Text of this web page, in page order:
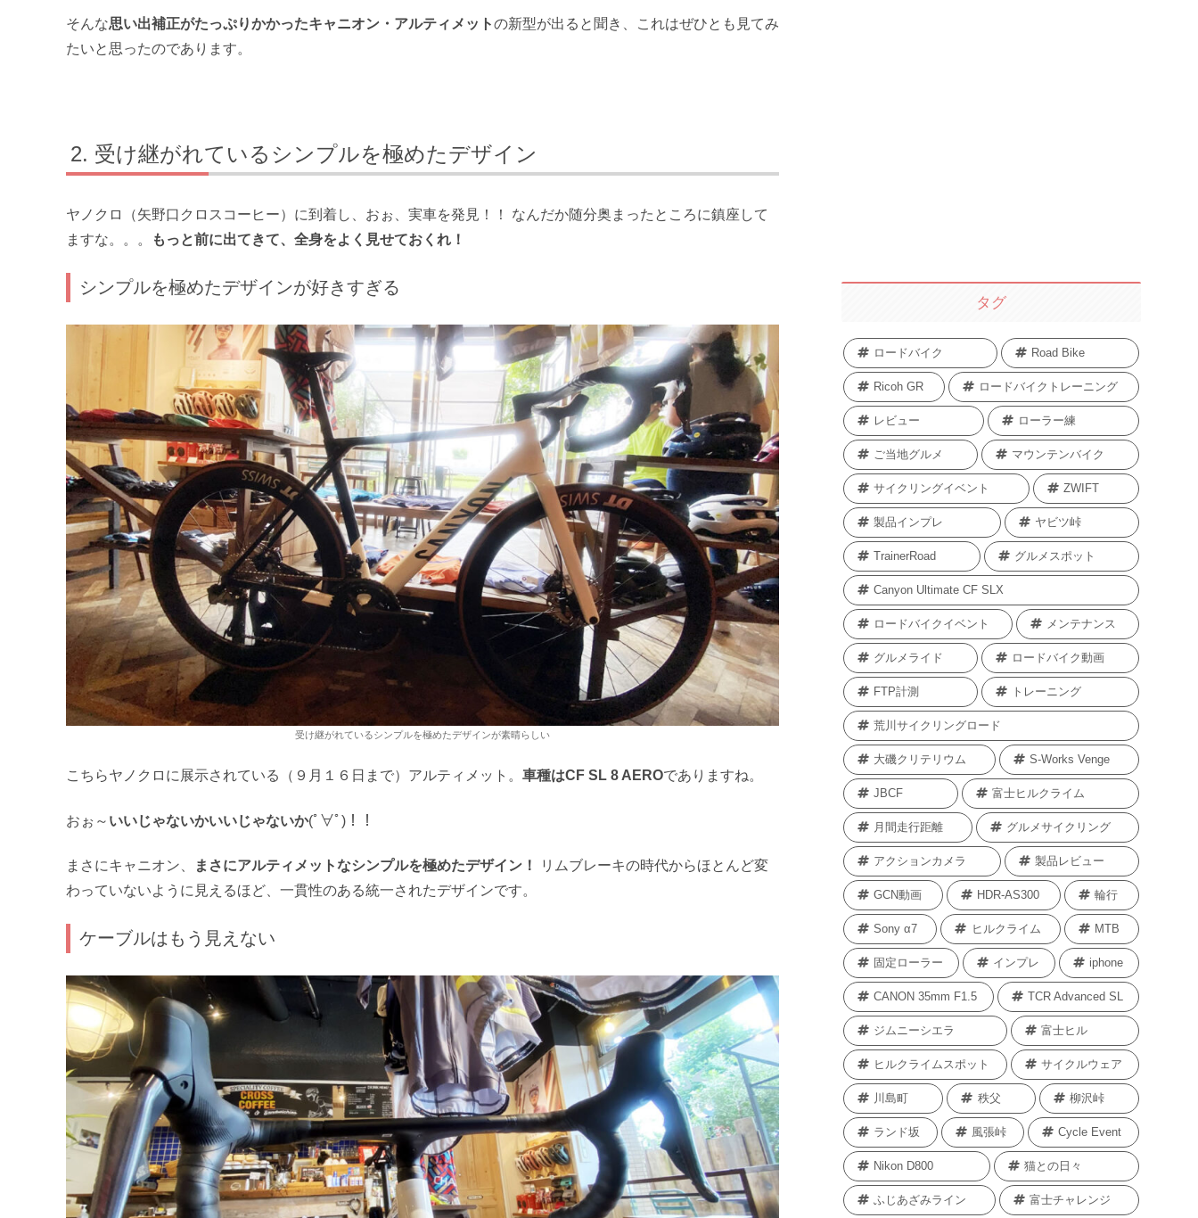
そんな思い出補正がたっぷりかかったキャニオン・アルティメットの新型が出ると聞き、これはぜひとも見てみ
たいと思ったのであります。
受け継がれているシンプルを極めたデザイン
ヤノクロ（矢野口クロスコーヒー）に到着し、おぉ、実車を発見！！ なんだか随分奥まったところに鎮座して
ますな。。。
もっと前に出てきて、全身をよく見せておくれ！
シンプルを極めたデザインが好きすぎる
受け継がれているシンプルを極めたデザインが素晴らしい
こちらヤノクロに展示されている（９月１６日まで）アルティメット。 車種はCF SL 8 AEROでありますね。
おぉ～ いいじゃないかいいじゃないか(ﾟ∀ﾟ)！！
まさにキャニオン、 まさにアルティメットなシンプルを極めたデザイン！
リムブレーキの時代からほとんど変
わっていないように見えるほど、一貫性のある統一されたデザインです。
ケーブルはもう見えない
タグ
ロードバイク Road Bike
Ricoh GR ロードバイクトレーニング
レビュー ローラー練
ご当地グルメ マウンテンバイク
サイクリングイベント ZWIFT
製品インプレ ヤビツ峠
TrainerRoad グルメスポット
Canyon Ultimate CF SLX
ロードバイクイベント メンテナンス
グルメライド ロードバイク動画
FTP計測 トレーニング
荒川サイクリングロード
大磯クリテリウム S-Works Venge
JBCF 富士ヒルクライム
月間走行距離 グルメサイクリング
アクションカメラ 製品レビュー
GCN動画 HDR-AS300 輪行
Sony α7 ヒルクライム MTB
固定ローラー インプレ iphone
CANON 35mm F1.5 TCR Advanced SL
ジムニーシエラ 富士ヒル
ヒルクライムスポット サイクルウェア
川島町 秩父 柳沢峠
ランド坂 風張峠 Cycle Event
Nikon D800 猫との日々
ふじあざみライン 富士チャレンジ